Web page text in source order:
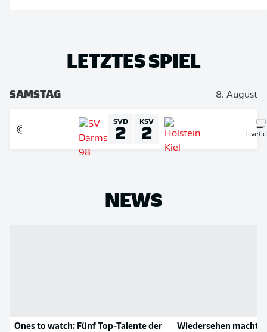
LETZTES SPIEL
SAMSTAG 8. August
SVD
2 KSV
2
NEWS
Ones to watch: Fünf Top-Talente der
Wiedersehen macht